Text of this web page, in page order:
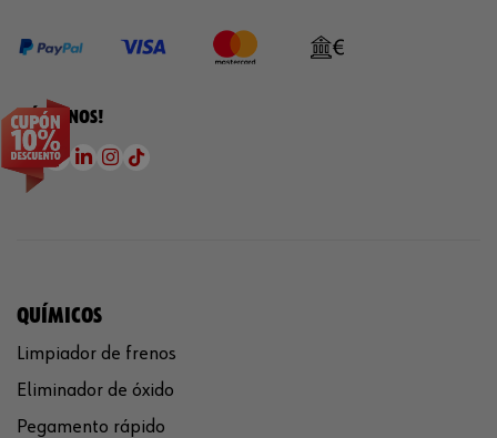
¡SÍGUENOS!
QUÍMICOS
Limpiador de frenos
Eliminador de óxido
Pegamento rápido